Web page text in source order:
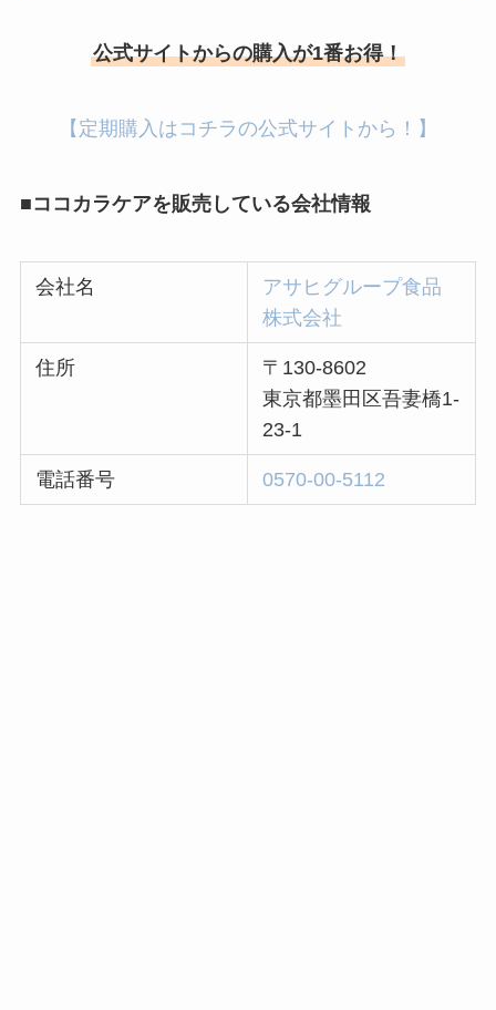
公式サイトからの購入が1番お得！
【定期購入はコチラの公式サイトから！】
■ココカラケアを販売している会社情報
会社名
アサヒグループ食品
株式会社
住所
〒130-8602
東京都墨田区吾妻橋1-
23-1
電話番号 0570-00-5112